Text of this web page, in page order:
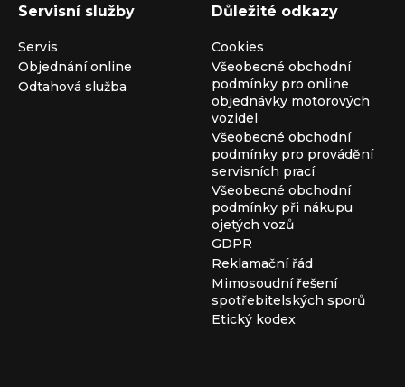
Servisní služby
Servis
Objednání online
Odtahová služba
Důležité odkazy
Cookies
Všeobecné obchodní
podmínky pro online
objednávky motorových
vozidel
Všeobecné obchodní
podmínky pro provádění
servisních prací
Všeobecné obchodní
podmínky při nákupu
ojetých vozů
GDPR
Reklamační řád
Mimosoudní řešení
spotřebitelských sporů
Etický kodex